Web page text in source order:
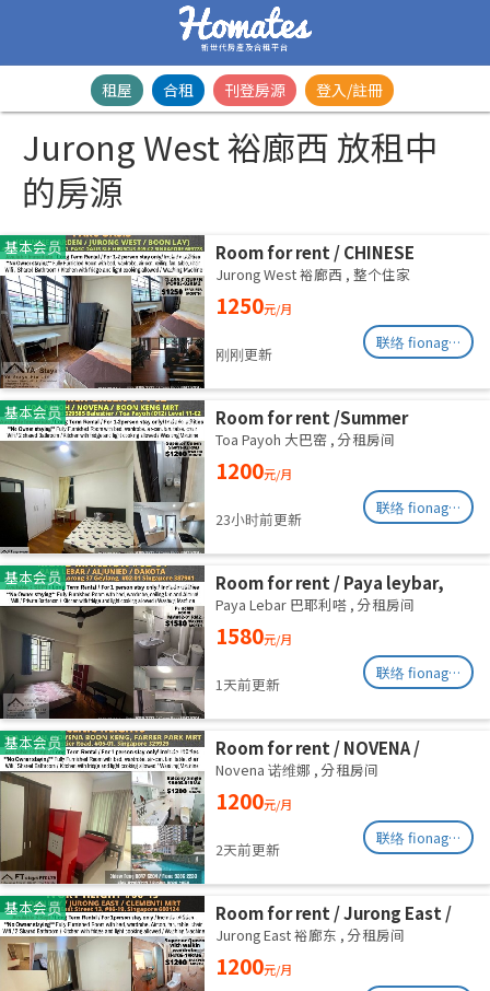
新世代房產及合租平台
租屋 合租 刊登房源 登入/註冊
Jurong West 裕廊西 放租中
的房源
基本会员
Room for rent / CHINESE
GARDEN / JURONG WEST /
Common room / 1-2 pax stay /
Available Immediately
Jurong West 裕廊西 , 整个住家
1250元/月
刚刚更新
联络 fionag@transinex.com.sg
基本会员
Room for rent /Summer
Green/Common room/1
pax/Available Immediately
Toa Payoh 大巴窑 , 分租房间
1200元/月
23小时前更新
联络 fionag@transinex.com.sg
基本会员
Room for rent / Paya leybar,
Dakota / Master room / 1pax
stay / Available 2 Sept
Paya Lebar 巴耶利嗒 , 分租房间
1580元/月
1天前更新
联络 fionag@transinex.com.sg
基本会员
Room for rent / NOVENA /
Common room / 1pax stay /
Available Sept 2
Novena 诺维娜 , 分租房间
1200元/月
2天前更新
联络 fionag@transinex.com.sg
基本会员
Room for rent / Jurong East /
Common room / 1pax stay /
Available 2 Sept
Jurong East 裕廊东 , 分租房间
1200元/月